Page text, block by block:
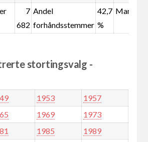
7
682
Andel
forhåndsstemmer
42,7
%
stortingsvalg -
1953
1957
1969
1973
1985
1989